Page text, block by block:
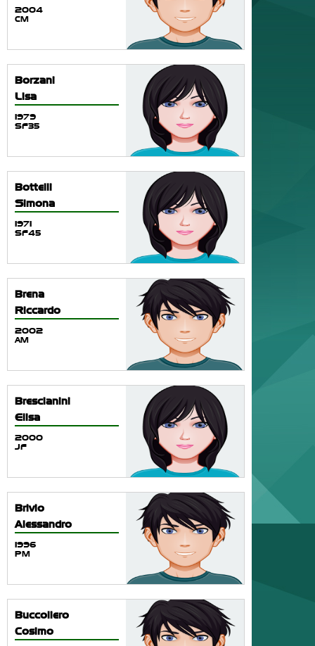
2004
CM
Borzani
Lisa
1979
SF35
Bottelli
Simona
1971
SF45
Brena
Riccardo
2002
AM
Brescianini
Elisa
2000
JF
Brivio
Alessandro
1996
PM
Buccoliero
Cosimo